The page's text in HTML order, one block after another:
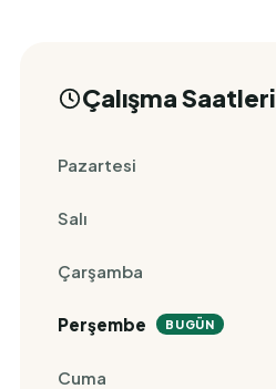
Çalışma Saatleri
Pazartesi
Salı
Çarşamba
Perşembe BUGÜN
Cuma